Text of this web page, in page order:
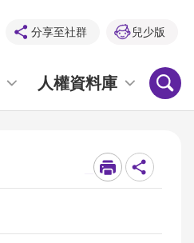
分享至社群 兒少版
人權資料庫